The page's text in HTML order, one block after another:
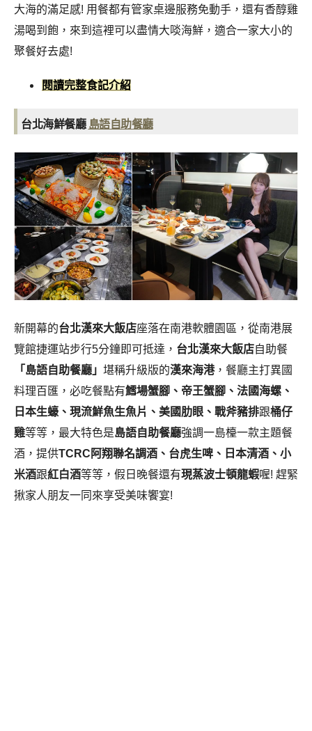
大海的滿足感! 用餐都有管家桌邊服務免動手，還有香醇雞
湯喝到飽，來到這裡可以盡情大啖海鮮，適合一家大小的
聚餐好去處!
閱讀完整食記介紹
台北海鮮餐廳 島語自助餐廳
新開幕的台北漢來大飯店座落在南港軟體園區，從南港展
覽館捷運站步行5分鐘即可抵達， 台北漢來大飯店自助餐
「島語自助餐廳」 堪稱升級版的漢來海港，餐廳主打異國
料理百匯，必吃餐點有鱈場蟹腳、帝王蟹腳、法國海螺、
日本生蠔、現流鮮魚生魚片、美國肋眼、戰斧豬排跟桶仔
雞等等，最大特色是島語自助餐廳強調一島檯一款主題餐
酒，提供TCRC阿翔聯名調酒、台虎生啤、日本清酒、小
米酒跟紅白酒等等，假日晚餐還有現蒸波士頓龍蝦喔! 趕緊
揪家人朋友一同來享受美味饗宴!